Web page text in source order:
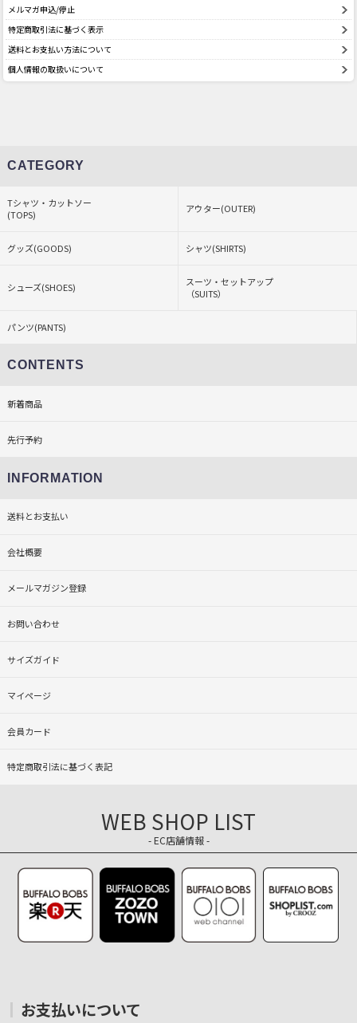
メルマガ申込/停止
特定商取引法に基づく表示
送料とお支払い方法について
個人情報の取扱いについて
CATEGORY
Tシャツ・カットソー
(TOPS)
アウター(OUTER)
グッズ(GOODS) シャツ(SHIRTS)
シューズ(SHOES)
スーツ・セットアップ
（SUITS）
パンツ(PANTS)
CONTENTS
新着商品
先行予約
INFORMATION
送料とお支払い
会社概要
メールマガジン登録
お問い合わせ
サイズガイド
マイページ
会員カード
特定商取引法に基づく表記
WEB SHOP LIST
- EC店舗情報 -
お支払いについて